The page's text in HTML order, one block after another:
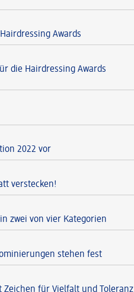
Awards
die Hairdressing Awards
2022 vor
verstecken!
zwei von vier Kategorien
stehen fest
für Vielfalt und Toleranz